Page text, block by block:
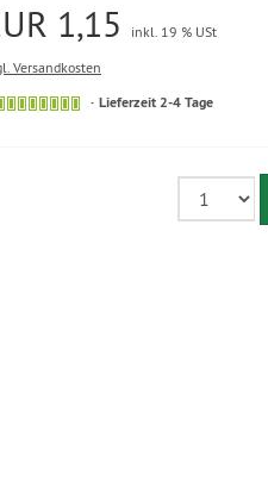
1,15
inkl. 19 % USt
Versandkosten
Lieferzeit 2-4 Tage